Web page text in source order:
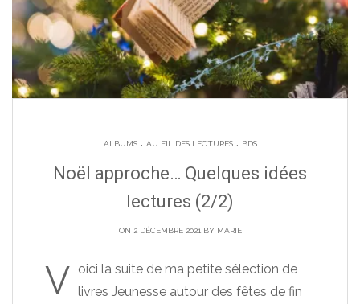
ALBUMS. AU FIL DES LECTURES. BDS
Noël approche… Quelques idées
lectures (2/2)
ON 2 DÉCEMBRE 2021 BY MARIE
V oici la suite de ma petite sélection de
livres Jeunesse autour des fêtes de fin